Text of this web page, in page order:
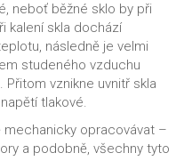
neboť běžné sklo by při
kalení skla dochází
následně je velmi
studeného vzduchu
vznikne uvnitř skla
tlakové.
mechanicky opracovávat –
a podobně, všechny tyto